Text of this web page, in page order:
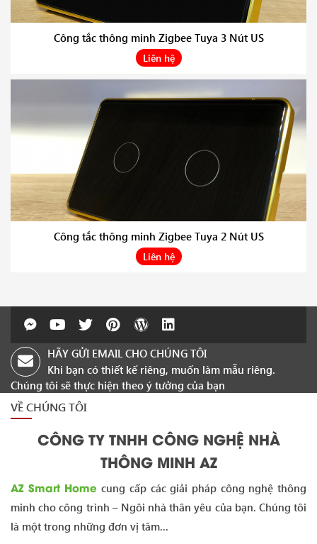
Công tắc thông minh Zigbee Tuya 3 Nút US
Liên hệ
Công tắc thông minh Zigbee Tuya 2 Nút US
Liên hệ
HÃY GỬI EMAIL CHO CHÚNG TÔI
Khi bạn có thiết kế riêng, muốn làm mẫu riêng.
Chúng tôi sẽ thực hiện theo ý tưởng của bạn
VỀ CHÚNG TÔI
CÔNG TY TNHH CÔNG NGHỆ NHÀ
THÔNG MINH AZ
AZ Smart Home cung cấp các giải pháp công nghệ thông
minh cho công trình – Ngôi nhà thân yêu của bạn. Chúng tôi
là một trong những đơn vị tâm...